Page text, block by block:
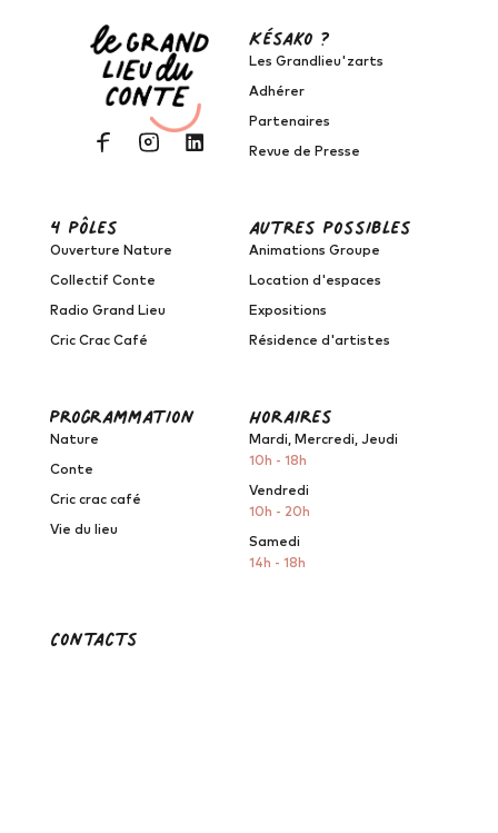
Késako ?
Les Grandlieu'zarts
Adhérer
Partenaires
Revue de Presse
4 pôles
Ouverture Nature
Collectif Conte
Radio Grand Lieu
Cric Crac Café
autres possibles
Animations Groupe
Location d'espaces
Expositions
Résidence d'artistes
programmation
Nature
Conte
Cric crac café
Vie du lieu
horaires
Mardi, Mercredi, Jeudi
10h - 18h
Vendredi
10h - 20h
Samedi
14h - 18h
Contacts